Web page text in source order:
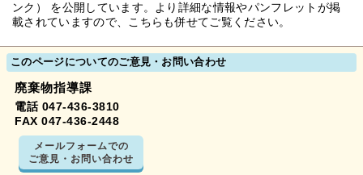
ンク） を公開しています。より詳細な情報やパンフレットが掲
載されていますので、こちらも併せてご覧ください。
このページについてのご意見・お問い合わせ
廃棄物指導課
電話 047-436-3810
FAX 047-436-2448
メールフォームでの
ご意見・お問い合わせ